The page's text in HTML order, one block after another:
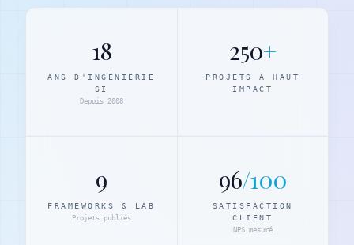
18
ANS D'INGÉNIERIE
SI
Depuis 2008
250+
PROJETS À HAUT
IMPACT
9
FRAMEWORKS & LAB
Projets publiés
96/100
SATISFACTION
CLIENT
NPS mesuré